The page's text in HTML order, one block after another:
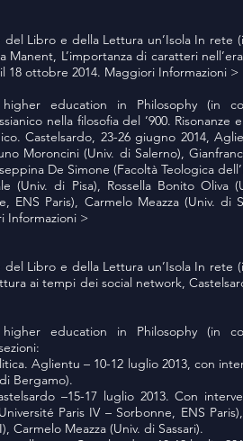
del Libro e della Lettura un’Isola In
Manent, L’importanza di caratteri
18 ottobre 2014. Maggiori Informazioni >
education in Philosophy (in
nella filosofia del ’900.
Castelsardo, 23-26 giugno 2014,
Moroncini (Univ. di Salerno),
De Simone (Facoltà Teologica
(Univ. di Pisa), Rossella Bonito Oliva
ENS Paris), Carmelo Meazza (Univ. di
Informazioni >
del Libro e della Lettura un’Isola In
ai tempi dei social network,
education in Philosophy (in
Aglientu – 10-12 luglio 2013, con
Bergamo).
–15-17 luglio 2013. Con
Paris IV – Sorbonne, ENS
Carmelo Meazza (Univ. di Sassari).